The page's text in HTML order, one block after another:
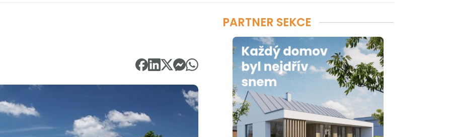
PARTNER SEKCE